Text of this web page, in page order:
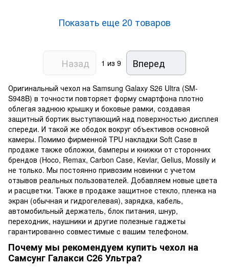
Показать еще 20 товаров
Назад 1 из 9 Вперед
Оригинальный чехол на Samsung Galaxy S26 Ultra (SM-
S948B) в точности повторяет форму смартфона плотно
облегая заднюю крышку и боковые рамки, создавая
защитный бортик выступающий над поверхностью дисплея
спереди. И такой же ободок вокруг объективов основной
камеры. Помимо фирменной TPU накладки Soft Case в
продаже также обложки, бамперы и книжки от сторонних
брендов (Hoco, Remax, Carbon Case, Kevlar, Gelius, Mossily и
не только. Мы постоянно привозим новинки с учетом
отзывов реальных пользователей. Добавляем новые цвета
и расцветки. Также в продаже защитное стекло, пленка на
экран (обычная и гидрогелевая), зарядка, кабель,
автомобильный держатель, блок питания, шнур,
переходник, наушники и другие полезные гаджеты
гарантированно совместимые с вашим телефоном.
Почему мы рекомендуем купить чехол на
Самсунг Галакси С26 Ультра?